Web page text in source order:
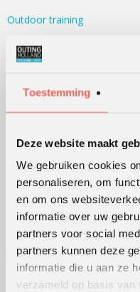
Toestemming
Deze website maakt
We gebruiken cookies
personaliseren, om
en om ons
informatie over uw
partners voor social
partners kunnen deze
informatie die u aan ze
verzameld op basis van
Outdoor training
Teambuilding
KLANTWAARDERING
Lees hier de beoordelingen
WERKWIJZE